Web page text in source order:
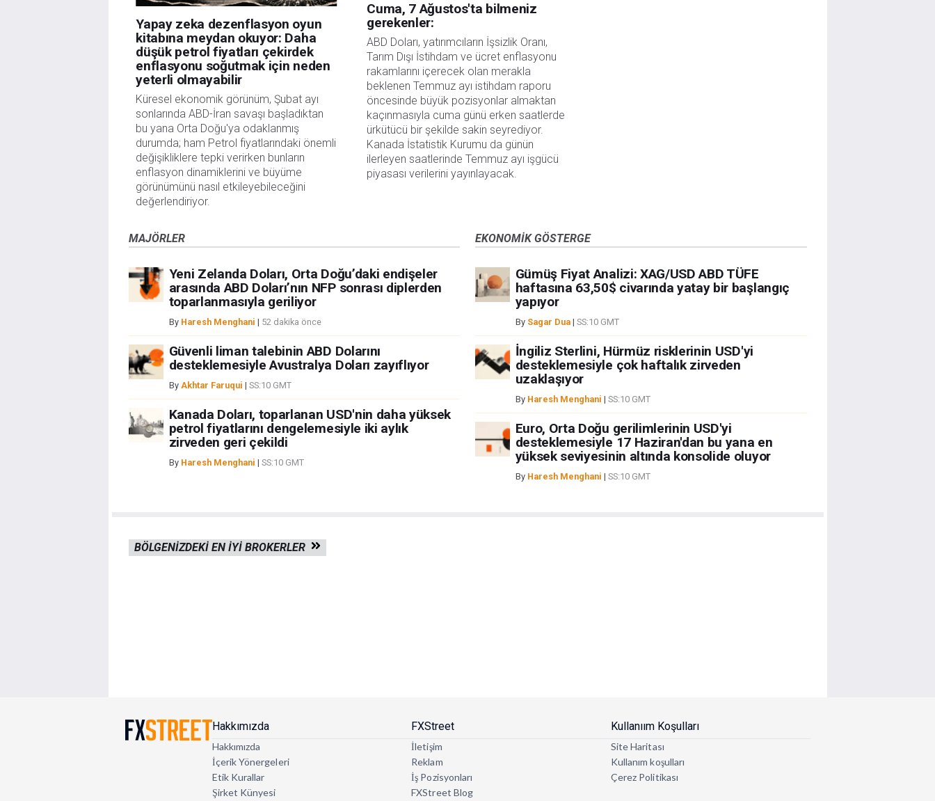
Yapay zeka dezenflasyon oyun
kitabına meydan okuyor: Daha
düşük petrol fiyatları çekirdek
enflasyonu soğutmak için neden
yeterli olmayabilir
Küresel ekonomik görünüm, Şubat ayı
sonlarında ABD-İran savaşı başladıktan
bu yana Orta Doğu'ya odaklanmış
durumda; ham Petrol fiyatlarındaki önemli
değişikliklere tepki verirken bunların
enflasyon dinamiklerini ve büyüme
görünümünü nasıl etkileyebileceğini
değerlendiriyor.
Cuma, 7 Ağustos'ta bilmeniz
gerekenler:
ABD Doları, yatırımcıların İşsizlik Oranı,
Tarım Dışı İstihdam ve ücret enflasyonu
rakamlarını içerecek olan merakla
beklenen Temmuz ayı istihdam raporu
öncesinde büyük pozisyonlar almaktan
kaçınmasıyla cuma günü erken saatlerde
ürkütücü bir şekilde sakin seyrediyor.
Kanada İstatistik Kurumu da günün
ilerleyen saatlerinde Temmuz ayı işgücü
piyasası verilerini yayınlayacak.
MAJÖRLER
Yeni Zelanda Doları, Orta Doğu’daki endişeler
arasında ABD Doları’nın NFP sonrası diplerden
toparlanmasıyla geriliyor
By Haresh Menghani | 52 dakika önce
Güvenli liman talebinin ABD Dolarını
desteklemesiyle Avustralya Doları zayıflıyor
By Akhtar Faruqui | SS:10 GMT
Kanada Doları, toparlanan USD'nin daha yüksek
petrol fiyatlarını dengelemesiyle iki aylık
zirveden geri çekildi
By Haresh Menghani | SS:10 GMT
EKONOMIK GÖSTERGE
Gümüş Fiyat Analizi: XAG/USD ABD TÜFE
haftasına 63,50$ civarında yatay bir başlangıç
yapıyor
By Sagar Dua| SS:10 GMT
İngiliz Sterlini, Hürmüz risklerinin USD'yi
desteklemesiyle çok haftalık zirveden
uzaklaşıyor
By Haresh Menghani | SS:10 GMT
Euro, Orta Doğu gerilimlerinin USD'yi
desteklemesiyle 17 Haziran'dan bu yana en
yüksek seviyesinin altında konsolide oluyor
By Haresh Menghani | SS:10 GMT
BÖLGENIZDEKI EN IYI BROKERLER
Hakkımızda
Hakkımızda
İçerik Yönergeleri
Etik Kurallar
Şirket Künyesi
FXStreet
İletişim
Reklam
İş Pozisyonları
FXStreet Blog
Kullanıım Koşulları
Site Haritası
Kullanım koşulları
Çerez Politikası